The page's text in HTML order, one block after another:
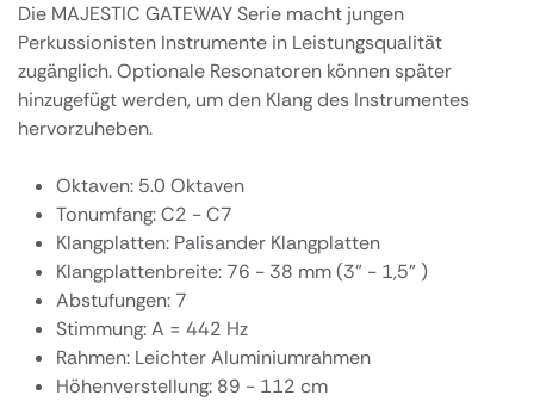
Die MAJESTIC GATEWAY Serie macht jungen
Perkussionisten Instrumente in Leistungsqualität
zugänglich. Optionale Resonatoren können später
hinzugefügt werden, um den Klang des Instrumentes
hervorzuheben.
Oktaven: 5.0 Oktaven
Tonumfang: C2 - C7
Klangplatten: Palisander Klangplatten
Klangplattenbreite: 76 - 38 mm (3" - 1,5" )
Abstufungen: 7
Stimmung: A = 442 Hz
Rahmen: Leichter Aluminiumrahmen
Höhenverstellung: 89 - 112 cm